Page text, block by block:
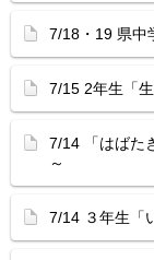
7/18・19 県中
7/15 2年生「
7/14 「はばた
～
7/14 ３年生「